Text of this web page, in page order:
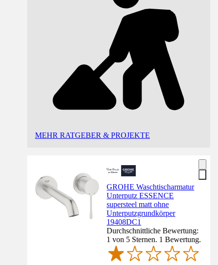
MEHR RATGEBER & PROJEKTE
GROHE Waschtischarmatur
Unterputz ESSENCE
supersteel matt ohne
Unterputzgrundkörper
19408DC1
Durchschnittliche Bewertung:
1 von 5 Sternen. 1 Bewertung.